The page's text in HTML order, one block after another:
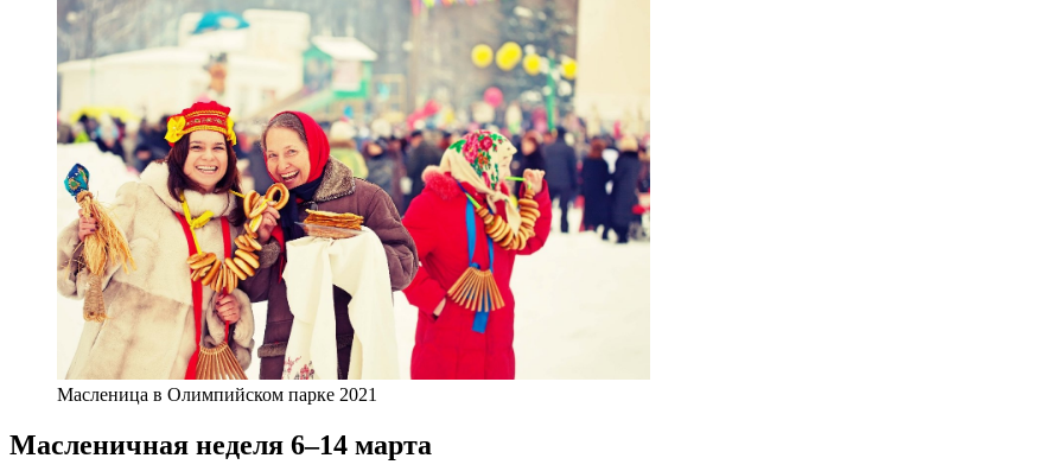
Масленица в Олимпийском парке 2021
Масленичная неделя 6–14 марта